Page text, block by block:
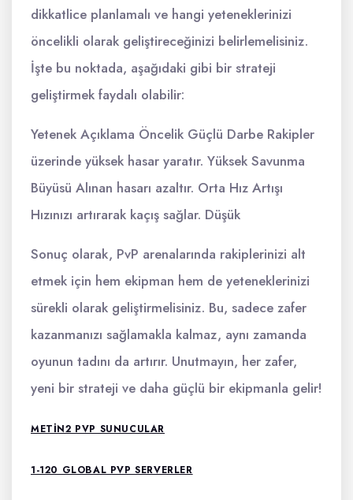
dikkatlice planlamalı ve hangi yeteneklerinizi
öncelikli olarak geliştireceğinizi belirlemelisiniz.
İşte bu noktada, aşağıdaki gibi bir strateji
geliştirmek faydalı olabilir:
Yetenek Açıklama Öncelik Güçlü Darbe Rakipler
üzerinde yüksek hasar yaratır. Yüksek Savunma
Büyüsü Alınan hasarı azaltır. Orta Hız Artışı
Hızınızı artırarak kaçış sağlar. Düşük
Sonuç olarak, PvP arenalarında rakiplerinizi alt
etmek için hem ekipman hem de yeteneklerinizi
sürekli olarak geliştirmelisiniz. Bu, sadece zafer
kazanmanızı sağlamakla kalmaz, aynı zamanda
oyunun tadını da artırır. Unutmayın, her zafer,
yeni bir strateji ve daha güçlü bir ekipmanla gelir!
METIN2 PVP SUNUCULAR
1-120 GLOBAL PVP SERVERLER